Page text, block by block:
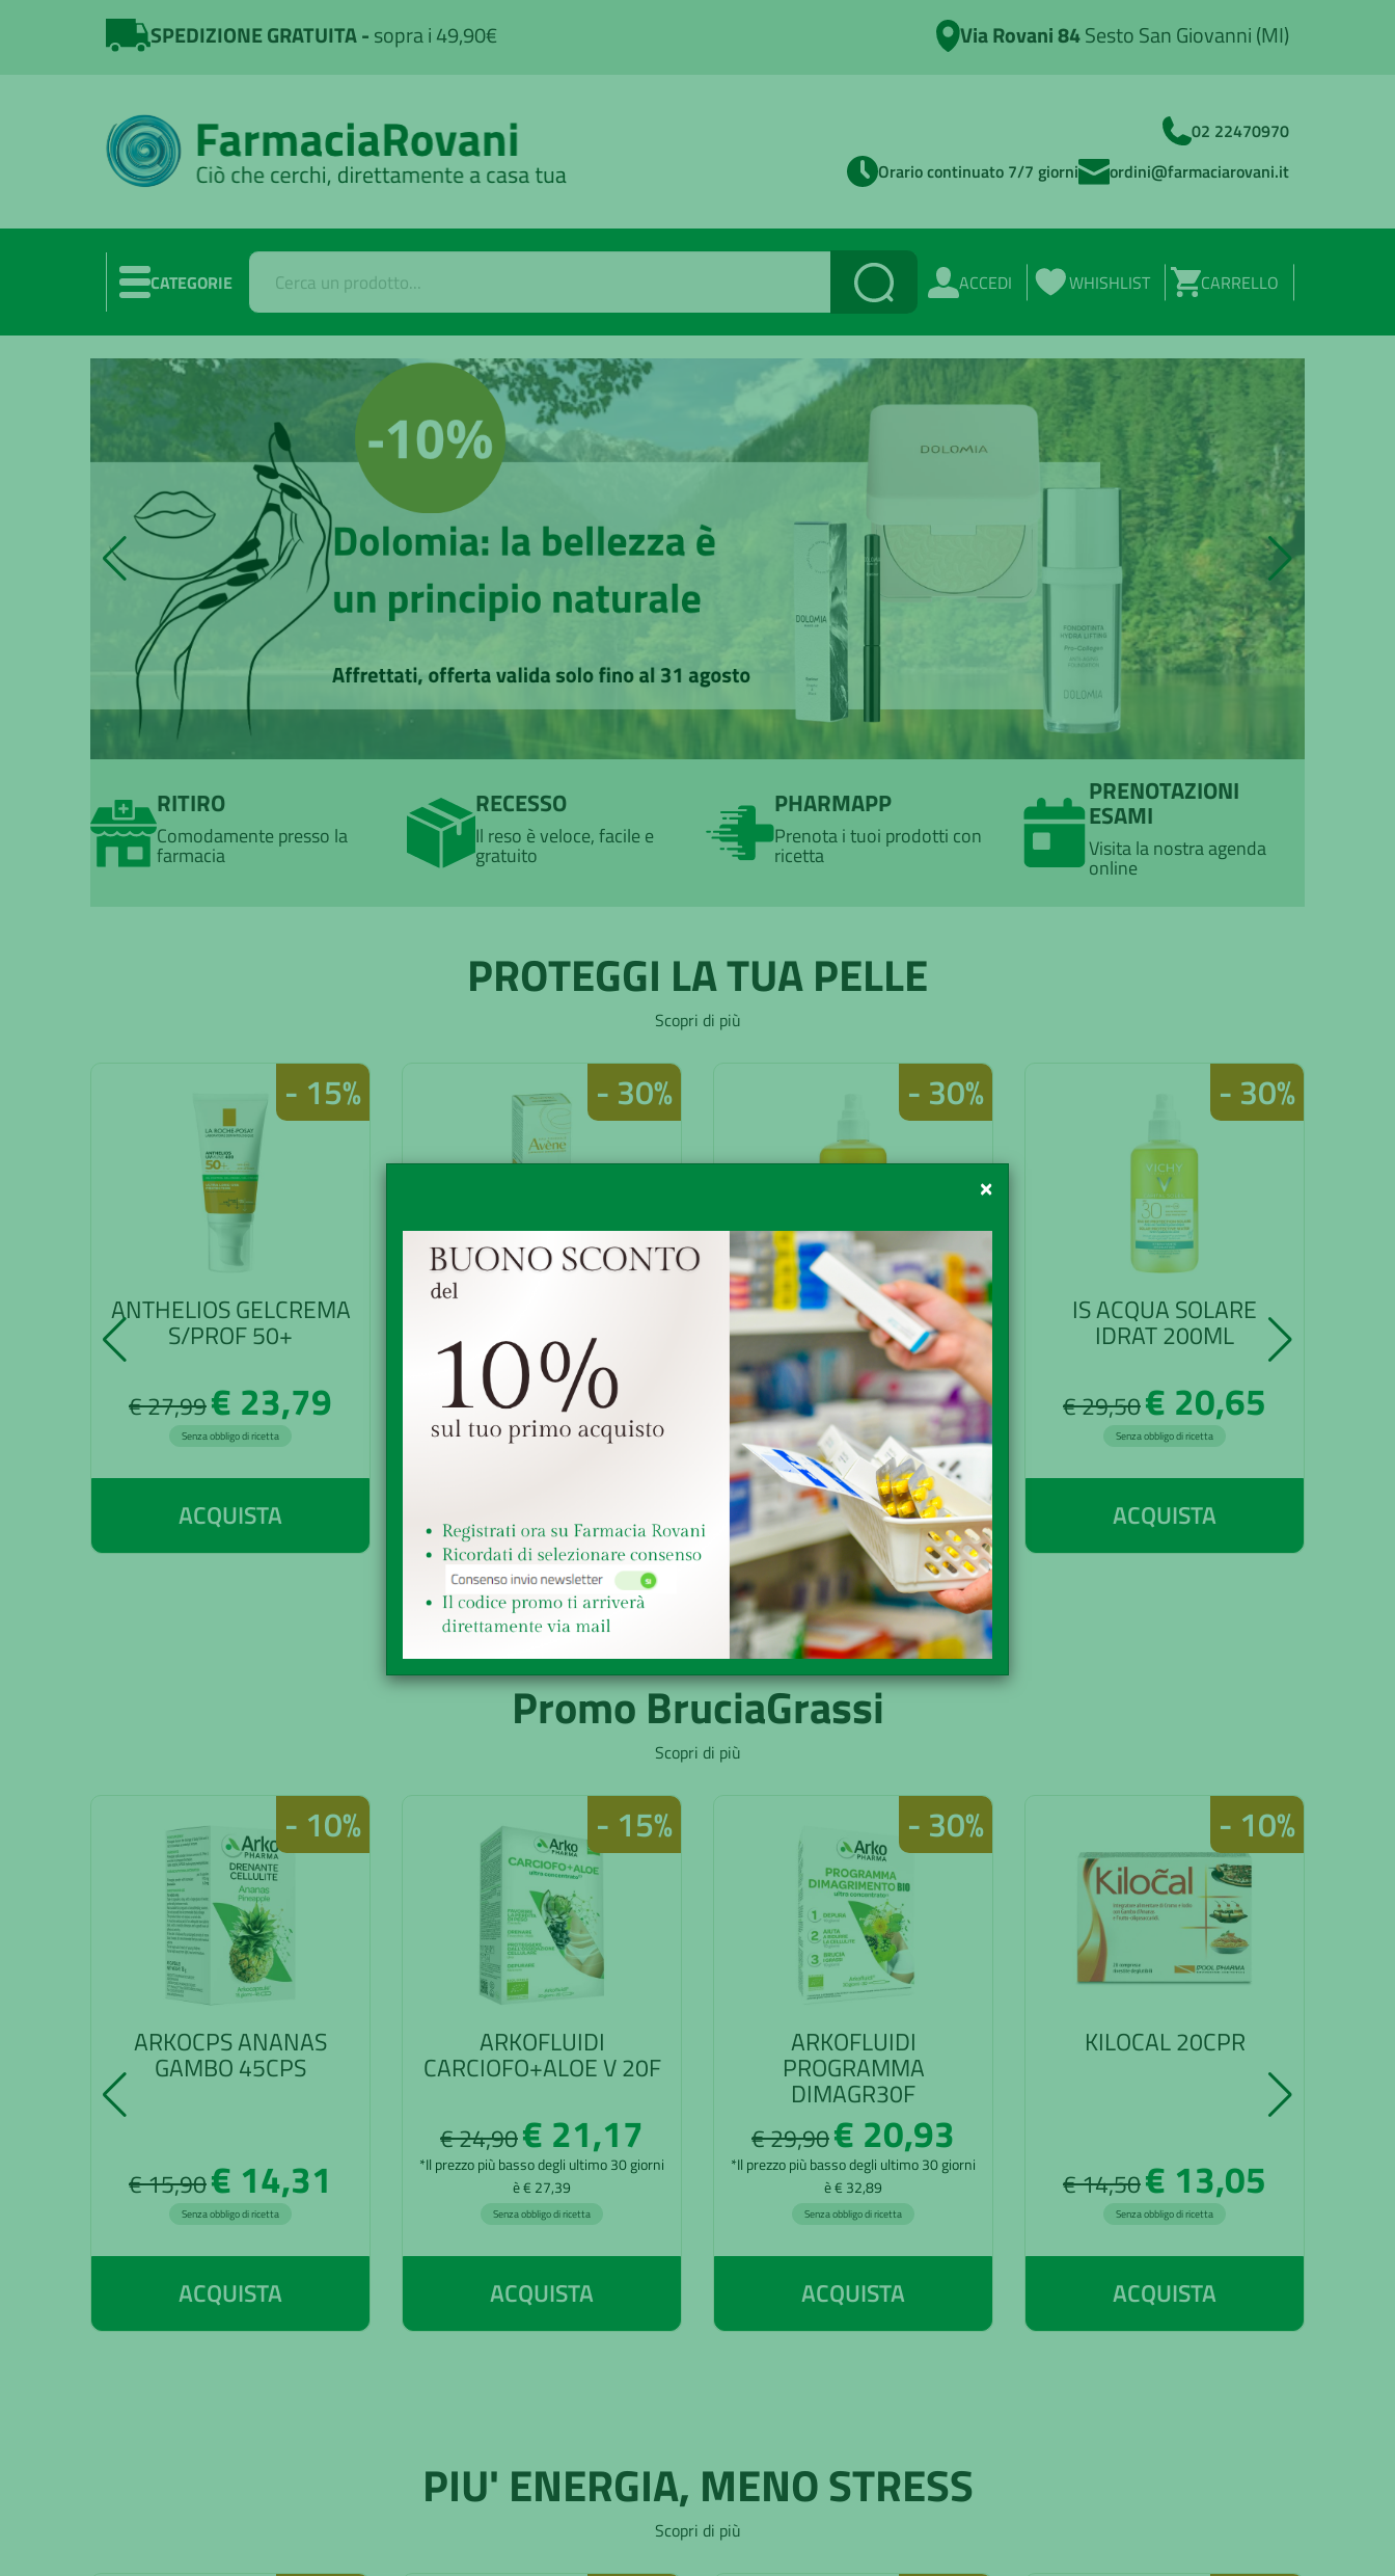
SPEDIZIONE GRATUITA sopra i 49,90€ Via Rovani 84Sesto San Giovanni (MI)
02 22470970
Orario continuato 7/7 giorni
ordini@farmaciarovani.it
CATEGORIE ACCEDI WHISHLIST CARRELLO
Cerca
RITIRO
Comodamente presso la
farmacia
RECESSO
Il reso è veloce, facile e
gratuito
PHARMAPP
Prenota i tuoi prodotti con
ricetta
PRENOTAZIONI
ESAMI
Visita la nostra agenda
online
PROTEGGI LA TUA PELLE
Scopri di più
- 15%
ANTHELIOS GELCREMA
S/PROF 50+
€ 27,99€ 23,79
Senza obbligo di ricetta
ACQUISTA
- 30%
AVENE SOL ULTRA 50
50ML+HYALUR
€ 27,20€ 18,83
Senza obbligo di ricetta
ACQUISTA
- 30%
IS ACQUA SOLARE
ABBR 200ML
€ 29,50€ 20,65
Senza obbligo di ricetta
ACQUISTA
- 30%
IS ACQUA SOLARE
IDRAT 200ML
€ 29,50€ 20,65
Senza obbligo di ricetta
ACQUISTA
Promo BruciaGrassi
Scopri di più
- 10%
ARKOCPS ANANAS
GAMBO 45CPS
€ 15,90€ 14,31
Senza obbligo di ricetta
ACQUISTA
- 15%
ARKOFLUIDI
CARCIOFO+ALOE V 20F
€ 24,90€ 21,17
*Il prezzo più basso degli ultimo 30 giorni
è € 27,39
Senza obbligo di ricetta
ACQUISTA
- 30%
ARKOFLUIDI
PROGRAMMA
DIMAGR30F
€ 29,90€ 20,93
*Il prezzo più basso degli ultimo 30 giorni
è € 32,89
Senza obbligo di ricetta
ACQUISTA
- 10%
KILOCAL 20CPR
€ 14,50€ 13,05
Senza obbligo di ricetta
ACQUISTA
PIU' ENERGIA, MENO STRESS
Scopri di più
×